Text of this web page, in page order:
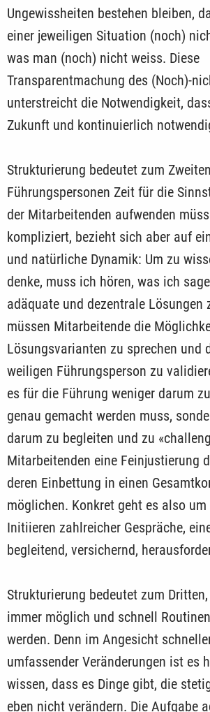
Ungewissheiten bestehen bleiben,
einer jeweiligen Situation (noch)
was man (noch) nicht weiss. Diese
Transparentmachung des (Noch)-
unterstreicht die Notwendigkeit,
Zukunft und kontinuierlich
Strukturierung bedeutet zum
Führungspersonen Zeit für die
der Mitarbeitenden aufwenden
kompliziert, bezieht sich aber auf
und natürliche Dynamik: Um zu
denke, muss ich hören, was ich
adäquate und dezentrale Lösungen
müssen Mitarbeitende die
Lösungsvarianten zu sprechen und
weiligen Führungsperson zu
es für die Führung weniger darum
genau gemacht werden muss,
darum zu begleiten und zu
Mitar­beitenden eine Feinjustierung
deren Einbettung in einen
möglichen. Konkret geht es also
Initiieren zahlreicher Gespräche,
begleitend, versichernd,
Strukturierung bedeutet zum
immer möglich und schnell
werden. Denn im Angesicht
umfassender Veränderungen ist es
wissen, dass es Dinge gibt, die
eben nicht verändern. Die Aufgabe